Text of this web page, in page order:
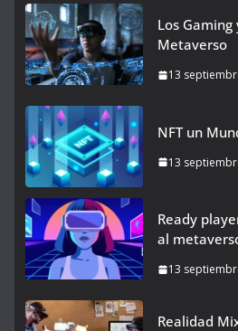
Los Gaming
Metaverso
13
NFT un
13
Ready
al
13
Realidad